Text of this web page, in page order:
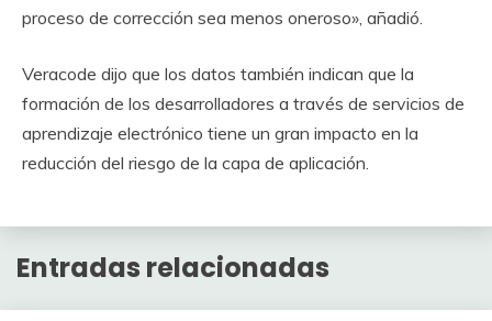
proceso de corrección sea menos oneroso», añadió.
Veracode dijo que los datos también indican que la
formación de los desarrolladores a través de servicios de
aprendizaje electrónico tiene un gran impacto en la
reducción del riesgo de la capa de aplicación.
Entradas relacionadas